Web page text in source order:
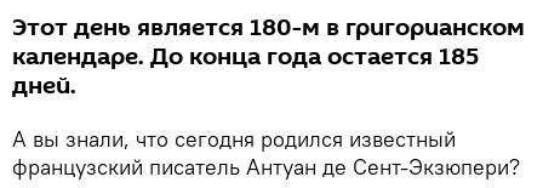
Этот день является 180-м в григорианском
календаре. До конца года остается 185
дней.
А вы знали, что сегодня родился известный
французский писатель Антуан де Сент-Экзюпери?